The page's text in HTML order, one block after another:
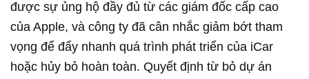
được sự ủng hộ đầy đủ từ các giám đốc cấp cao
của Apple, và công ty đã cân nhắc giảm bớt tham
vọng để đẩy nhanh quá trình phát triển của iCar
hoặc hủy bỏ hoàn toàn. Quyết định từ bỏ dự án